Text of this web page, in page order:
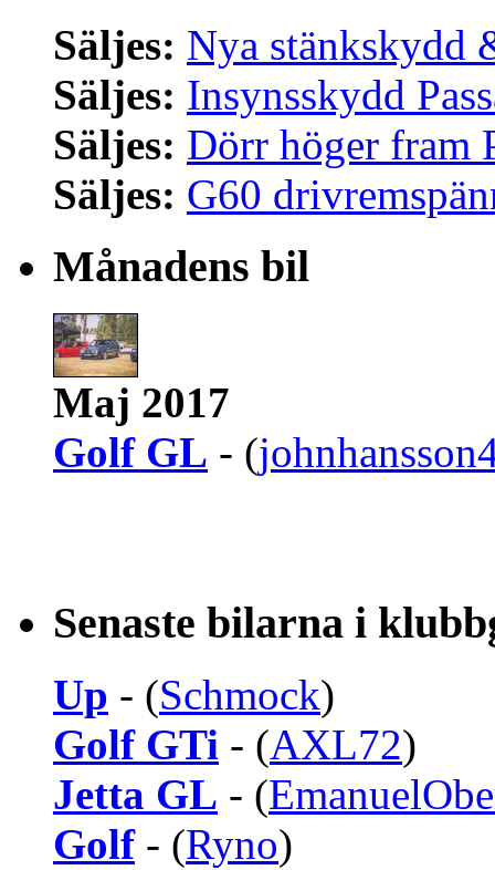
Säljes: Nya stänkskydd
Säljes: Insynsskydd
Säljes: Dörr höger fram
Säljes: G60
Månadens bil
Maj 2017
Golf GL - (
Senaste bilarna i
Up - (Schmock)
Golf GTi - (AXL72)
Jetta GL - (
Golf- (Ryno)